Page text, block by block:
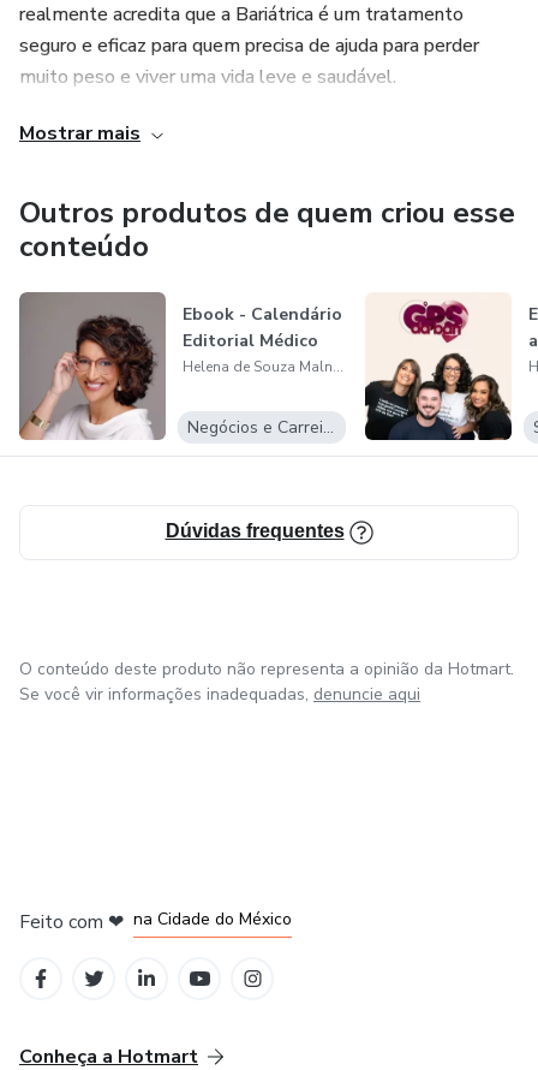
realmente acredita que a Bariátrica é um tratamento
seguro e eficaz para quem precisa de ajuda para perder
muito peso e viver uma vida leve e saudável.
Atualmente com 2 programas: VIDA DE BARI, uma
entrevistas sobre temas relacionados à bariátrica e o GPS
DA BARI, que é um desafio de 14 dias para voltar a perder
peso depois da cirurgia.
Se quiser saber mais, acesse seu perfil no instagram:
@helenamalnati
Mostrar mais
Outros produtos de quem criou esse
conteúdo
Ebook - Calendário
Editorial Médico
Helena de Souza Malnati
Negócios e Carreira
Dúvidas frequentes
O conteúdo deste produto não representa a opinião da Hotmart.
Se você vir informações inadequadas, denuncie aqui
Feito com ❤ na Cidade do México
Conheça a Hotmart